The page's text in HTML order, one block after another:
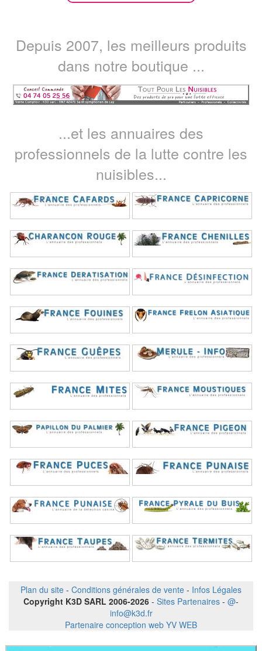
Depuis 2007, les meilleurs produits
dans notre boutique ...
...et les annuaires des
professionnels de la lutte contre les
nuisibles...
Plan du site - Conditions générales de vente - Infos Légales
Copyright K3D SARL 2006-2026 - Sites Partenaires - @-
info@k3d.fr
Partenaire conception web YV WEB